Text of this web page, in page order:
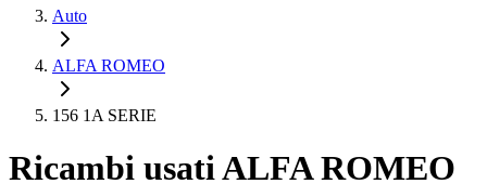
Auto
ALFA ROMEO
156 1A SERIE
Ricambi usatiALFA ROMEO